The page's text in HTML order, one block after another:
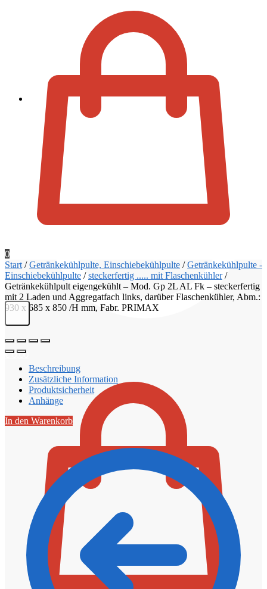
Zur Kassa
€0,00
0
Start /Getränkekühlpulte, Einschiebekühlpulte /Getränkekühlpulte -
Einschiebekühlpulte /steckerfertig ..... mit Flaschenkühler/
Getränkekühlpult eigengekühlt – Mod. Gp 2L AL Fk – steckerfertig
mit 2 Laden und Aggregatfach links, darüber Flaschenkühler, Abm.:
930 x 685 x 850 /H mm, Fabr. PRIMAX
Beschreibung
Zusätzliche Information
Produktsicherheit
Anhänge
In den Warenkorb